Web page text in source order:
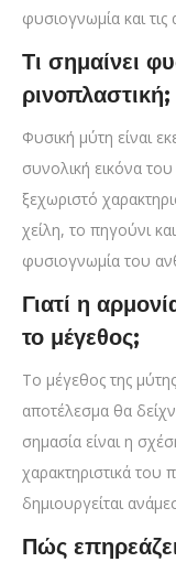
φυσιογνωμία και
Τι σημαίνει
ρινοπλαστική;
Φυσική μύτη είναι
συνολική εικόνα
ξεχωριστό
χείλη, το πηγούνι
φυσιογνωμία του
Γιατί η
το μέγεθος;
Το μέγεθος της
αποτέλεσμα θα
σημασία είναι η
χαρακτηριστικά
δημιουργείται
Πώς